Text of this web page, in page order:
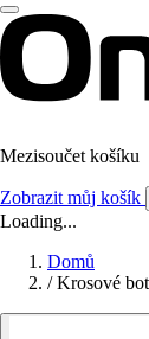
Mezisoučet košíku
Zobrazit můj košík
Loading...
Domů
/ Krosové